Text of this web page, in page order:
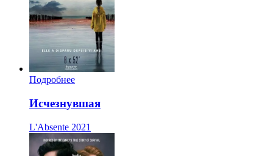
Подробнее
Исчезнувшая
L'Absente 2021